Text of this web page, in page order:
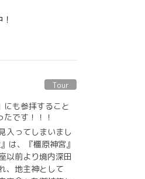
Tour
にも参拝すること
です！！！
入ってしまいまし
は、『橿原神宮』
以前より境内深田
、地主神として